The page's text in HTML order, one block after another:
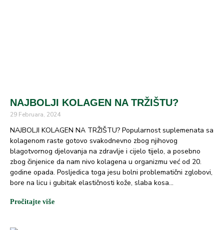
NAJBOLJI KOLAGEN NA TRŽIŠTU?
29 Februara, 2024
NAJBOLJI KOLAGEN NA TRŽIŠTU? Popularnost suplemenata sa
kolagenom raste gotovo svakodnevno zbog njihovog
blagotvornog djelovanja na zdravlje i cijelo tijelo, a posebno
zbog činjenice da nam nivo kolagena u organizmu već od 20.
godine opada. Posljedica toga jesu bolni problematični zglobovi,
bore na licu i gubitak elastičnosti kože, slaba kosa…
Pročitajte više